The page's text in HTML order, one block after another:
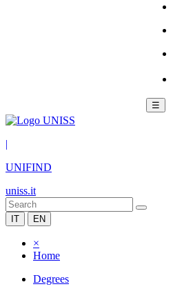
☰
|
UNIFIND
uniss.it
IT EN
×
Home
Degrees